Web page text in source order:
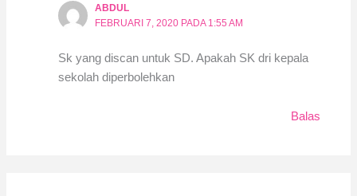
ABDUL
FEBRUARI 7, 2020 PADA 1:55 AM
Sk yang discan untuk SD. Apakah SK dri kepala
sekolah diperbolehkan
Balas